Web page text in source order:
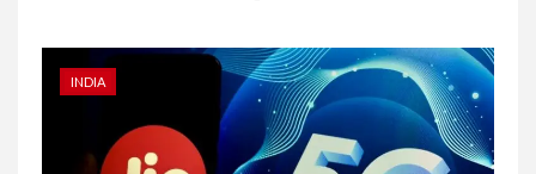
INDIA